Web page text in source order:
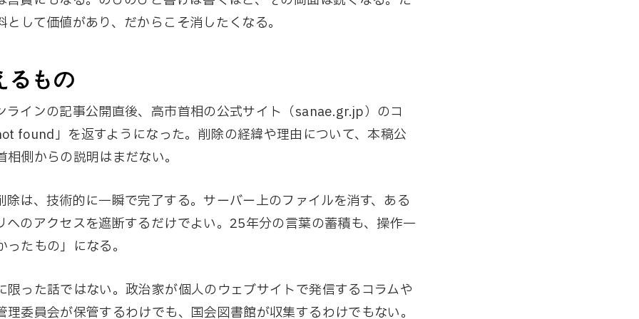
して価値があり、だからこそ消したくなる。
るもの
ラインの記事公開直後、高市首相の公式サイト（sanae.gr.jp）のコ
found」を返すようになった。削除の経緯や理由について、本稿公
側からの説明はまだない。
除は、技術的に一瞬で完了する。サーバー上のファイルを消す、ある
へのアクセスを遮断するだけでよい。25年分の言葉の蓄積も、操作一
たもの」になる。
限った話ではない。政治家が個人のウェブサイトで発信するコラムや
理委員会が保管するわけでも、国会図書館が収集するわけでもない。